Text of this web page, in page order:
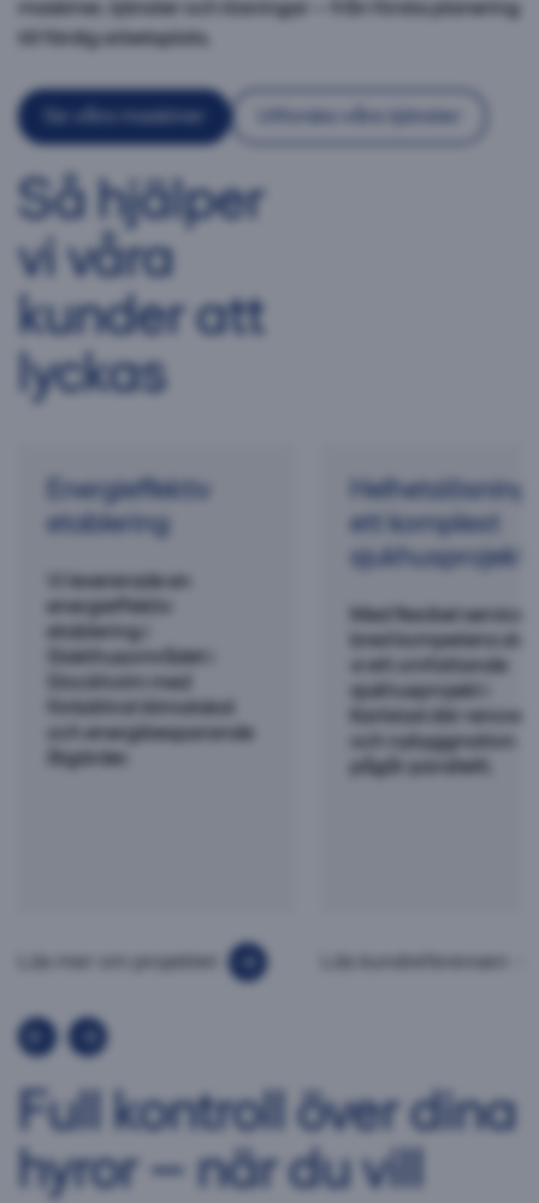
maskiner, tjänster och lösningar – från första planering
till färdig arbetsplats.
Se våra maskiner Utforska våra tjänster
Så hjälper
vi våra
kunder att
lyckas
Energieffektiv
etablering
Vi levererade en
energieffektiv
etablering i
Slakthusområdet i
Stockholm med
förbättrat klimatskal
och energibesparande
åtgärder.
Läs mer om projektet
Helhetslösning
ett komplext
sjukhusprojekt
Med flexibel service
bred kompetens
vi ett omfattande
sjukhusprojekt i
Karlstad där
och nybyggnation
pågår parallellt.
Läs kundreferensen
Full kontroll över dina
hyror – när du vill